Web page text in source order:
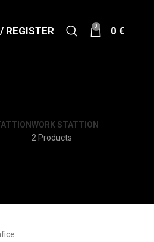
REGISTER 0 0€
WORK STATTION
2 Products